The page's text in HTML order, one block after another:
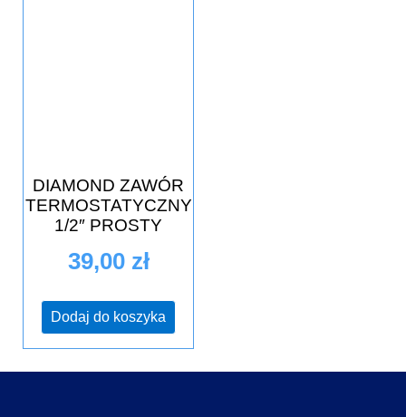
DIAMOND ZAWÓR
TERMOSTATYCZNY
1/2″ PROSTY
39,00 zł
Dodaj do koszyka